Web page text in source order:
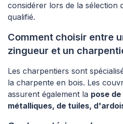
considérer lors de la
qualifié.
Comment choisir entre
zingueur et un
Les charpentiers sont
la charpente en bois. Les
assurent également la pose
métalliques, de tuiles,